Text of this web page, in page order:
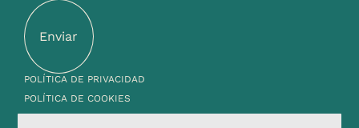
POLÍTICA DE PRIVACIDAD
POLÍTICA DE COOKIES
AVISO LEGAL